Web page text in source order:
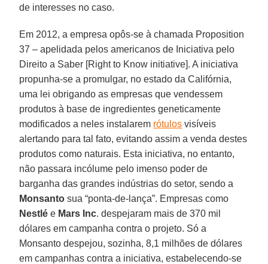
de interesses no caso.
Em 2012, a empresa opôs-se à chamada Proposition
37 – apelidada pelos americanos de Iniciativa pelo
Direito a Saber [Right to Know initiative]. A iniciativa
propunha-se a promulgar, no estado da Califórnia,
uma lei obrigando as empresas que vendessem
produtos à base de ingredientes geneticamente
modificados a neles instalarem rótulos visíveis
alertando para tal fato, evitando assim a venda destes
produtos como naturais. Esta iniciativa, no entanto,
não passara incólume pelo imenso poder de
barganha das grandes indústrias do setor, sendo a
Monsanto sua “ponta-de-lança”. Empresas como
Nestlé e Mars Inc. despejaram mais de 370 mil
dólares em campanha contra o projeto. Só a
Monsanto despejou, sozinha, 8,1 milhões de dólares
em campanhas contra a iniciativa, estabelecendo-se